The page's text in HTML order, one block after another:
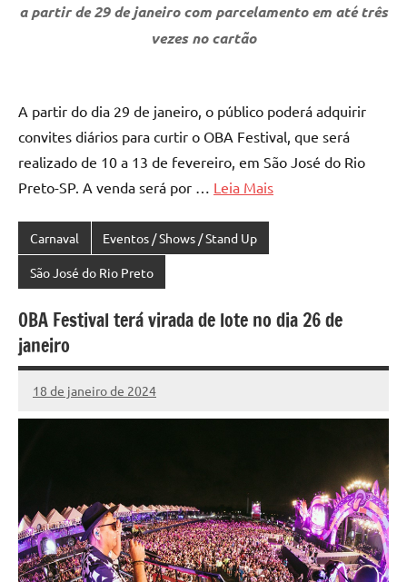
a partir de 29 de janeiro com parcelamento em até três
vezes no cartão
A partir do dia 29 de janeiro, o público poderá adquirir
convites diários para curtir o OBA Festival, que será
realizado de 10 a 13 de fevereiro, em São José do Rio
Preto-SP. A venda será por … Leia Mais
Carnaval Eventos / Shows / Stand Up
São José do Rio Preto
OBA Festival terá virada de lote no dia 26 de
janeiro
18 de janeiro de 2024
Marcelo
Fachin